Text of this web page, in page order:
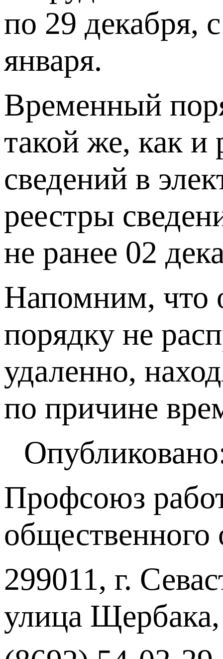
по 29 декабря,
января.
Временный
такой же, как и
сведений в
реестры
не ранее 02
Напомним, что
порядку не
удаленно,
по причине
Профсоюз
299011, г.
улица